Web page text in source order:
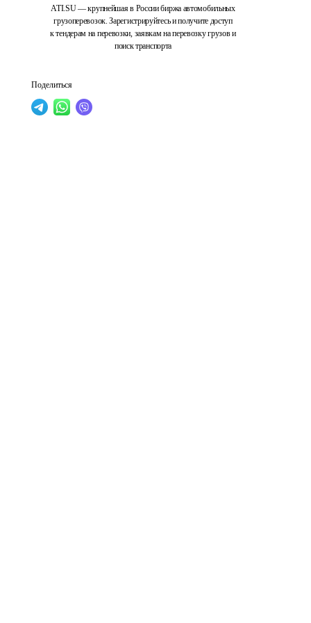
ATI.SU — крупнейшая в России биржа автомобильных
грузоперевозок. Зарегистрируйтесь и получите доступ
к тендерам на перевозки, заявкам на перевозку грузов и
поиск транспорта
Поделиться